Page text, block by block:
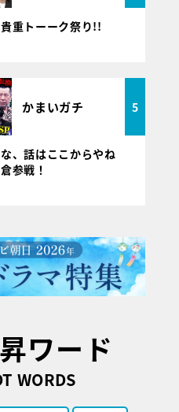
重トーーク祭り!!
かまいガチ 5
、話はここからやね
参戦！
ワード
WORDS